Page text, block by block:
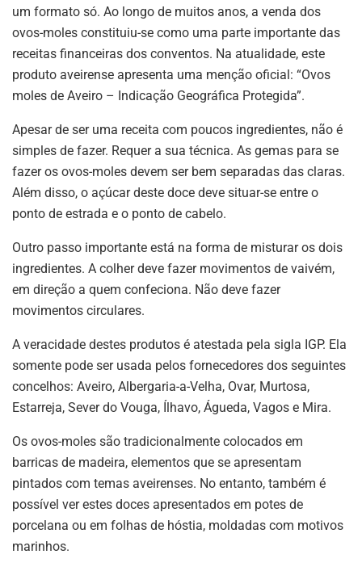
um formato só. Ao longo de muitos anos, a venda dos
ovos-moles constituiu-se como uma parte importante das
receitas financeiras dos conventos. Na atualidade, este
produto aveirense apresenta uma menção oficial: “Ovos
moles de Aveiro – Indicação Geográfica Protegida”.
Apesar de ser uma receita com poucos ingredientes, não é
simples de fazer. Requer a sua técnica. As gemas para se
fazer os ovos-moles devem ser bem separadas das claras.
Além disso, o açúcar deste doce deve situar-se entre o
ponto de estrada e o ponto de cabelo.
Outro passo importante está na forma de misturar os dois
ingredientes. A colher deve fazer movimentos de vaivém,
em direção a quem confeciona. Não deve fazer
movimentos circulares.
A veracidade destes produtos é atestada pela sigla IGP. Ela
somente pode ser usada pelos fornecedores dos seguintes
concelhos: Aveiro, Albergaria-a-Velha, Ovar, Murtosa,
Estarreja, Sever do Vouga, Ílhavo, Águeda, Vagos e Mira.
Os ovos-moles são tradicionalmente colocados em
barricas de madeira, elementos que se apresentam
pintados com temas aveirenses. No entanto, também é
possível ver estes doces apresentados em potes de
porcelana ou em folhas de hóstia, moldadas com motivos
marinhos.